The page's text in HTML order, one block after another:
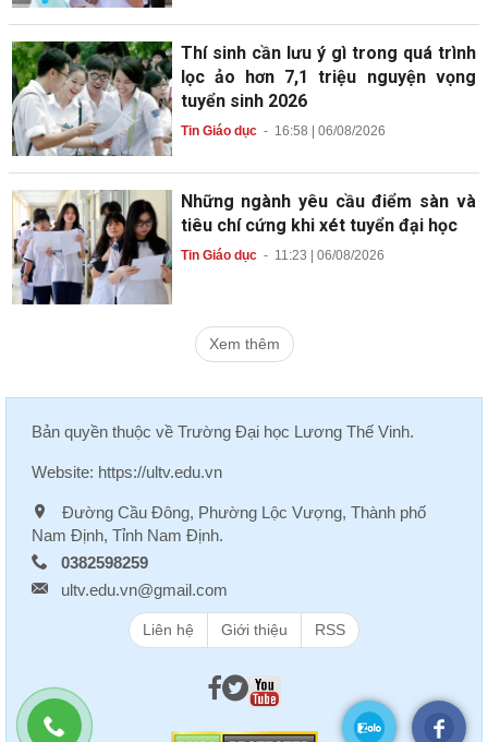
Thí sinh cần lưu ý gì trong quá trình
lọc ảo hơn 7,1 triệu nguyện vọng
tuyển sinh 2026
Tin Giáo dục- 16:58 | 06/08/2026
Những ngành yêu cầu điểm sàn và
tiêu chí cứng khi xét tuyển đại học
Tin Giáo dục- 11:23 | 06/08/2026
Xem thêm
Bản quyền thuộc về Trường Đại học Lương Thế Vinh.
Website: https://ultv.edu.vn
Đường Cầu Đông, Phường Lộc Vượng, Thành phố
Nam Định, Tỉnh Nam Định.
0382598259
ultv.edu.vn@gmail.com
Liên hệ Giới thiệu RSS